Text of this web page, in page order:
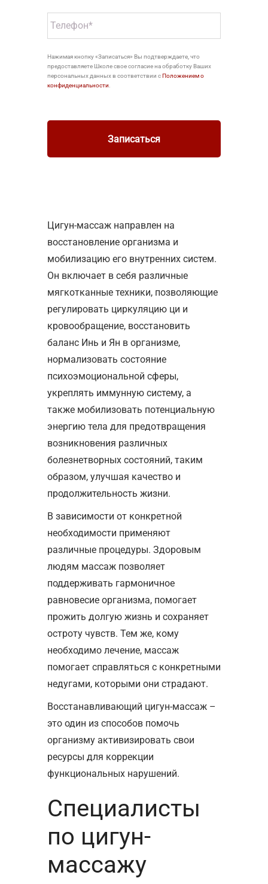
Нажимая кнопку «Записаться» Вы подтверждаете, что
предоставляете Школе свое согласие на обработку Ваших
персональных данных в соответствии сПоложением о
конфиденциальности
Цигун-массаж направлен на
восстановление организма и
мобилизацию его внутренних систем.
Он включает в себя различные
мягкотканные техники, позволяющие
регулировать циркуляцию ци и
кровообращение, восстановить
баланс Инь и Ян в организме,
нормализовать состояние
психоэмоциональной сферы,
укреплять иммунную систему, а
также мобилизовать потенциальную
энергию тела для предотвращения
возникновения различных
болезнетворных состояний, таким
образом, улучшая качество и
продолжительность жизни.
В зависимости от конкретной
необходимости применяют
различные процедуры. Здоровым
людям массаж позволяет
поддерживать гармоничное
равновесие организма, помогает
прожить долгую жизнь и сохраняет
остроту чувств. Тем же, кому
необходимо лечение, массаж
помогает справляться с конкретными
недугами, которыми они страдают.
Восстанавливающий цигун-массаж –
это один из способов помочь
организму активизировать свои
ресурсы для коррекции
функциональных нарушений.
Специалисты
по цигун-
массажу